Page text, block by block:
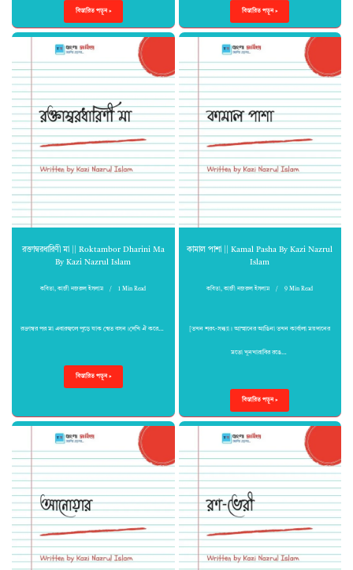
বিস্তারিত পড়ুন » বিস্তারিত পড়ুন »
রক্তাম্বরধারিণী মা || Roktambor Dharini Ma
By Kazi Nazrul Islam
কবিতা,কাজী নজরুল ইসলাম 1 Min Read
রক্তাম্বর পর মা এবারজ্বলে পুড়ে যাক শ্বেত বসন।দেখি ঐ করে…
বিস্তারিত পড়ুন »
কামাল পাশা || Kamal Pasha By Kazi Nazrul
Islam
কবিতা,কাজী নজরুল ইসলাম 9 Min Read
[তখন শরৎ-সন্ধ্যা। আস্মানের আঙিনা তখন কার্বালা ময়দানের
মতো খুনখারাবির রঙে…
বিস্তারিত পড়ুন »